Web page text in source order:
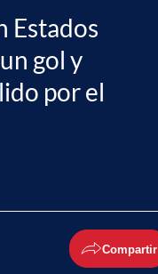
Estados
gol y
por el
Compartir